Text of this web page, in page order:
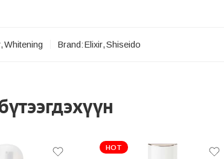
,Whitening Brand:Elixir,Shiseido
HOT